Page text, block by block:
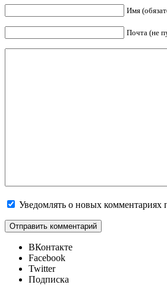
Имя
Почта (не
Уведомлять о новых комментариях
ВКонтакте
Facebook
Twitter
Подписка